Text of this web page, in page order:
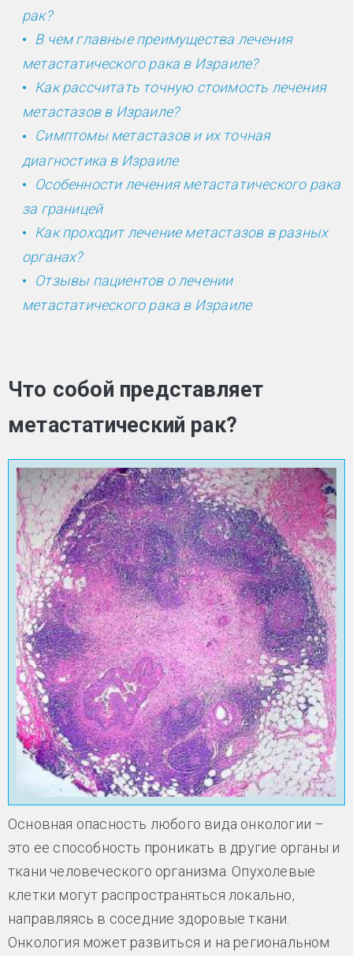
рак?
В чем главные преимущества лечения
метастатического рака в Израиле?
Как рассчитать точную стоимость лечения
метастазов в Израиле?
Симптомы метастазов и их точная
диагностика в Израиле
Особенности лечения метастатического рака
за границей
Как проходит лечение метастазов в разных
органах?
Отзывы пациентов о лечении
метастатического рака в Израиле
Что собой представляет
метастатический рак?
Основная опасность любого вида онкологии –
это ее способность проникать в другие органы и
ткани человеческого организма. Опухолевые
клетки могут распространяться локально,
направляясь в соседние здоровые ткани.
Онкология может развиться и на региональном